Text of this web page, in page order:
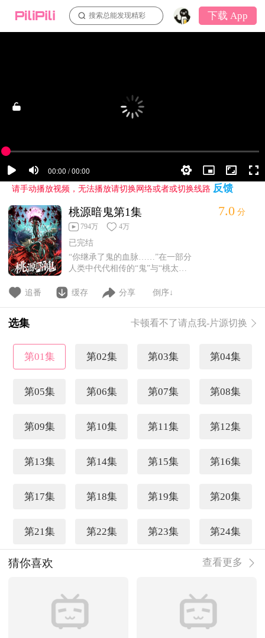
搜索总能发现精彩 下载 App
请手动播放视频，无法播放请切换网络或者或切换线路 反馈
桃源暗鬼第1集
794万 4万
已完结
“你继承了鬼的血脉……”在一部分
人类中代代相传的“鬼”与“桃太郎”
“鬼”发起进攻，双方分别组成了
四季在突然遭到“桃太郎”袭击后，
开始转动——
7.0 分
追番 缓存 分享 倒序↓
选集 卡顿看不了请点我-片源切换
第01集 第02集 第03集 第04集
第05集 第06集 第07集 第08集
第09集 第10集 第11集 第12集
第13集 第14集 第15集 第16集
第17集 第18集 第19集 第20集
第21集 第22集 第23集 第24集
猜你喜欢 查看更多